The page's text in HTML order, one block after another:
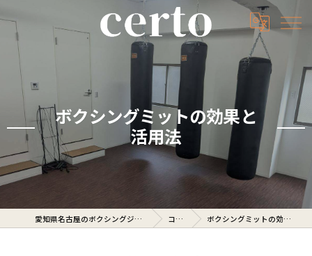
ボクシングミットの効果と
活用法
愛知県名古屋のボクシングジムならcerto コラム ボクシングミットの効果と活用法